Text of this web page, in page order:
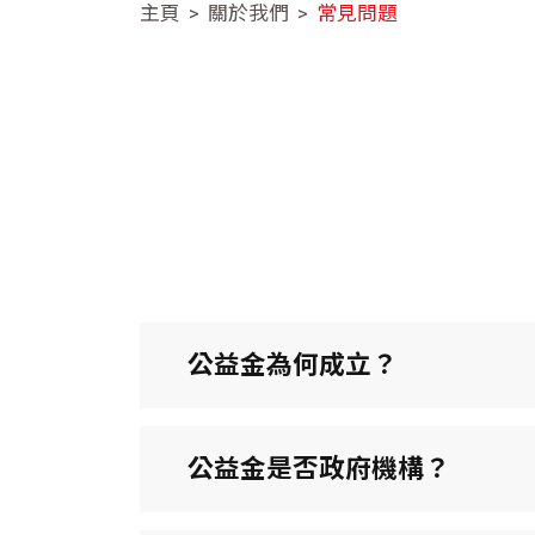
主頁 關於我們 常見問題
公益金為何成立？
公益金是否政府機構？